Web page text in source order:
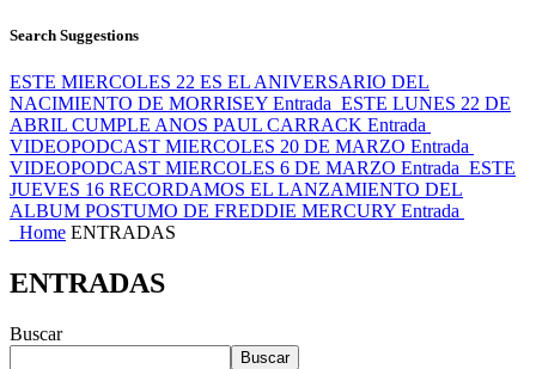
Search Suggestions
ESTE MIERCOLES 22 ES EL ANIVERSARIO DEL
NACIMIENTO DE MORRISEY Entrada ESTE LUNES 22 DE
ABRIL CUMPLE ANOS PAUL CARRACK Entrada
VIDEOPODCAST MIERCOLES 20 DE MARZO Entrada
VIDEOPODCAST MIERCOLES 6 DE MARZO Entrada ESTE
JUEVES 16 RECORDAMOS EL LANZAMIENTO DEL
ALBUM POSTUMO DE FREDDIE MERCURY Entrada
Home ENTRADAS
ENTRADAS
Buscar
Buscar